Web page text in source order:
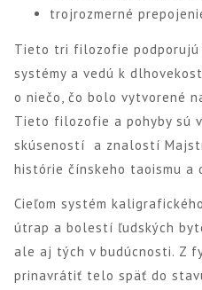
trojrozmerné
Tieto tri filozofie podporujú
systémy a vedú k
o niečo, čo bolo vytvorené
Tieto filozofie a pohyby sú
skúseností a znalostí
histórie čínskeho taoismu a
Cieľom systém
útrap a bolestí ľudských
ale aj tých v budúcnosti. Z
prinavrátiť telo späť do